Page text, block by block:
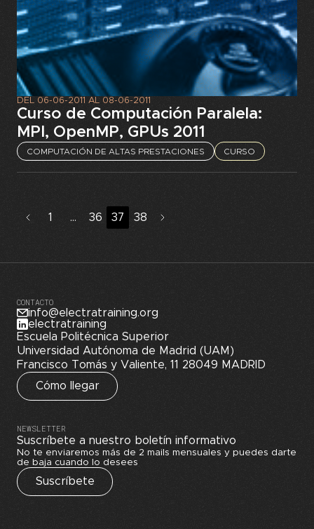
DEL 06-06-2011 AL 08-06-2011
Curso de Computación Paralela:
MPI, OpenMP, GPUs 2011
COMPUTACIÓN DE ALTAS PRESTACIONES CURSO
1 … 36 37 38
CONTACTO
info@electratraining.org
electratraining
Escuela Politécnica Superior
Universidad Autónoma de Madrid (UAM)
Francisco Tomás y Valiente, 11 28049 MADRID
Cómo llegar
NEWSLETTER
Suscríbete a nuestro boletín informativo
No te enviaremos más de 2 mails mensuales y puedes darte
de baja cuando lo desees
Suscríbete